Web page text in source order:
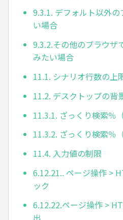
9.3.1. デフォルト以外
い場合
9.3.2.その他のブラウザ
みたい場合
11.1. シナリオ行数の上
11.2. デスクトップの背
11.3.1. ざっくり検索％
11.3.2. ざっくり検索％
11.4. 入力値の制限
6.12.21.. ページ操作 >
ック
6.12.22.ページ操作 >
出